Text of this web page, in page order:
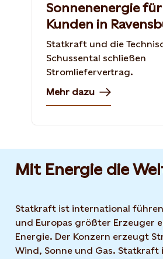
Sonnenenergie für
Kunden in
Statkraft und die
Schussental schließen
Stromliefervertrag.
Mehr dazu
Mit Energie die
Statkraft ist international
und Europas größter Erzeuger
Energie. Der Konzern erzeugt
Wind, Sonne und Gas. Statkraft